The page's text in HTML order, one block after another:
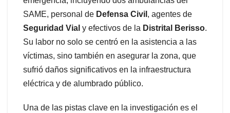
SAME, personal de Defensa Civil , agentes de
Seguridad Vial y efectivos de la Distrital Berisso.
Su labor no solo se centró en la asistencia a las
víctimas, sino también en asegurar la zona, que
sufrió daños significativos en la infraestructura
eléctrica y de alumbrado público.
Una de las pistas clave en la investigación es el